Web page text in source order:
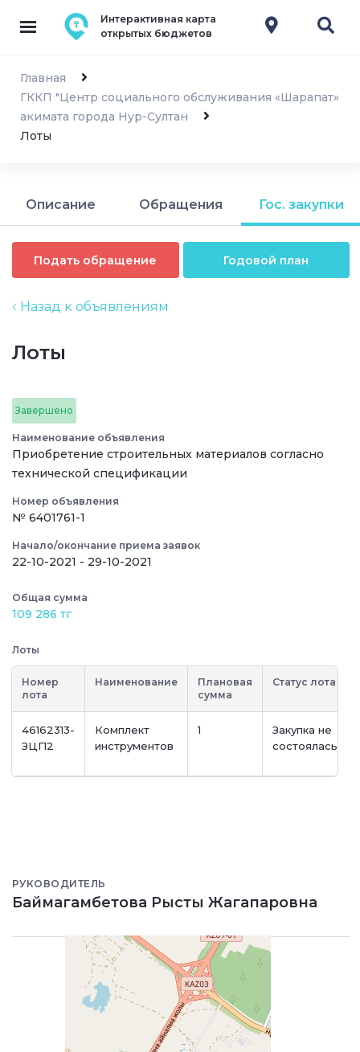
Интерактивная карта
открытых бюджетов
Главная
ГККП "Центр социального обслуживания «Шарапат»
акимата города Нур-Султан
Лоты
Описание Обращения Гос. закупки
Подать обращение Годовой план
Назад к объявлениям
Лоты
Завершено
Наименование объявления
Приобретение строительных материалов согласно
технической спецификации
Номер объявления
№ 6401761-1
Начало/окончание приема заявок
22-10-2021 - 29-10-2021
Общая сумма
109 286 тг
Лоты
Номер
лота
Наименование
Плановая
сумма
Статус лота
46162313-
ЗЦП2
Комплект
инструментов
1
Закупка не
состоялась
РУКОВОДИТЕЛЬ
Баймагамбетова Рысты Жагапаровна